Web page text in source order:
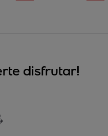
disfrutar!